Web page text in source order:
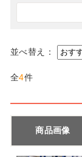
並べ替え：
全4件
商品画像